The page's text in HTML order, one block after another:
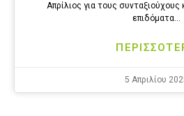
Απρίλιος για τους
επιδόματα…
5 Απριλίου